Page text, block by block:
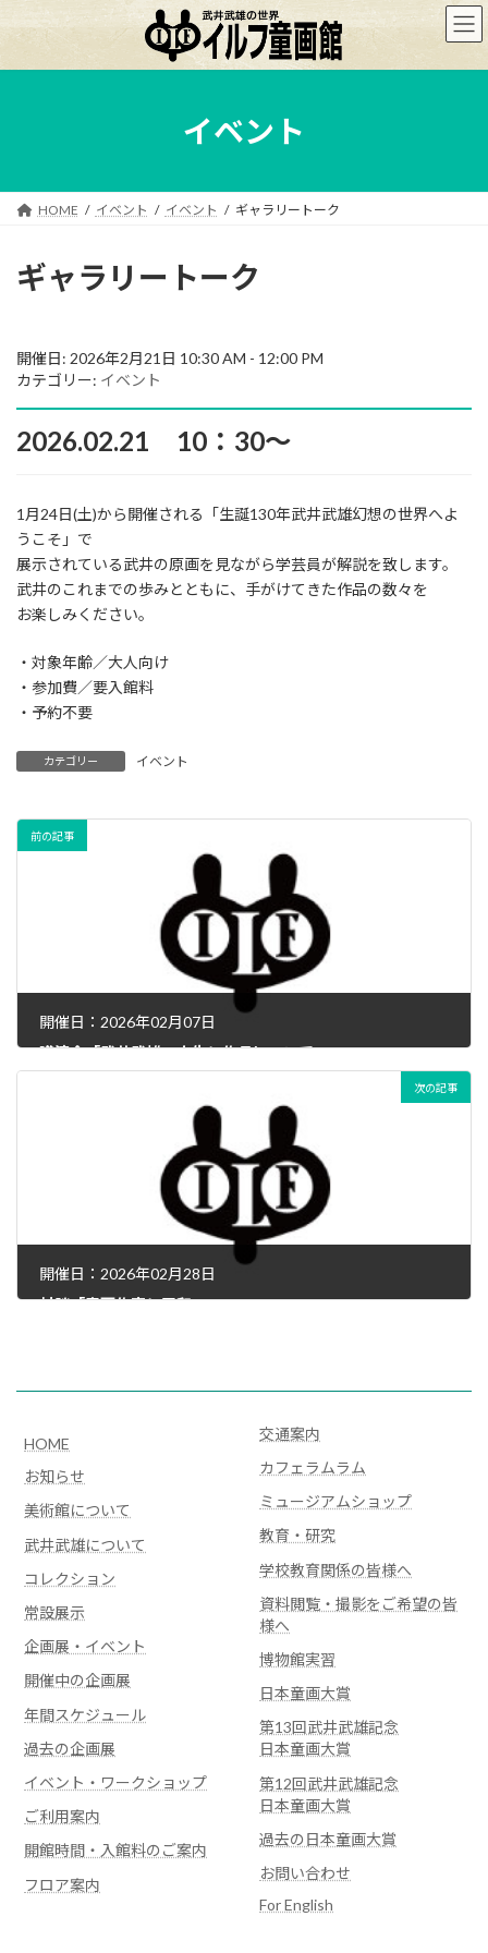
ン
ン
ビ
ー
イベント
HOME イベント イベント ギャラリートーク
ギャラリートーク
開催日: 2026年2月21日 10:30 AM - 12:00 PM
カテゴリー: イベント
2026.02.21 10：30～
1月24日(土)から開催される「生誕130年武井武雄幻想の世界へよ
うこそ」で
展示されている武井の原画を見ながら学芸員が解説を致します。
武井のこれまでの歩みとともに、手がけてきた作品の数々を
お楽しみください。
・対象年齢／大人向け
・参加費／要入館料
・予約不要
カテゴリー イベント
前の記事
開催日：2026年02月07日
講演会「武井武雄 人生と作品について」
次の記事
開催日：2026年02月28日
対談「童画作家と平和」
HOME
お知らせ
美術館について
武井武雄について
コレクション
常設展示
企画展・イベント
開催中の企画展
年間スケジュール
過去の企画展
イベント・ワークショップ
ご利用案内
開館時間・入館料のご案内
フロア案内
交通案内
カフェラムラム
ミュージアムショップ
教育・研究
学校教育関係の皆様へ
資料閲覧・撮影をご希望の皆
様へ
博物館実習
日本童画大賞
第13回武井武雄記念
日本童画大賞
第12回武井武雄記念
日本童画大賞
過去の日本童画大賞
お問い合わせ
For English